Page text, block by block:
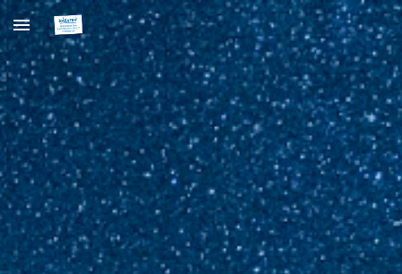
Skip to main content Skip to navigation